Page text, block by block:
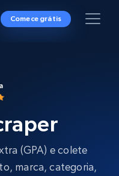
Comece grátis
(GPA) e colete
marca, categoria,